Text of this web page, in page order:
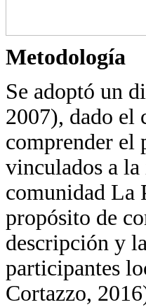
Metodología
Se adoptó un
2007), dado el
comprender el
vinculados a
comunidad La
propósito de
descripción y
participantes
Cortazzo,